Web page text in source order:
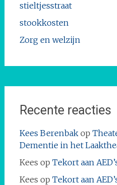
stieltjesstraat
stookkosten
Zorg en welzijn
Recente reacties
Kees Berenbakop
Dementie in het
Kees op Tekort aan
Kees op Tekort aan